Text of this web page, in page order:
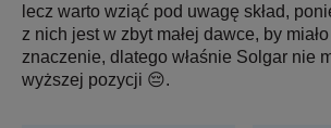
lecz warto wziąć pod uwagę skład,
z nich jest w zbyt małej dawce, by
znaczenie, dlatego właśnie Solgar nie
wyższej pozycji 😔.